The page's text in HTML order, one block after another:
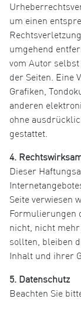
um einen
umgehend
vom Autor
der Seiten. Eine
Grafiken,
anderen
ohne
gestattet.
4.
Dieser
Seite verwiesen
Formulierungen
nicht, nicht
sollten, bleiben
Inhalt und ihrer
5. Datenschutz
Beachten Sie